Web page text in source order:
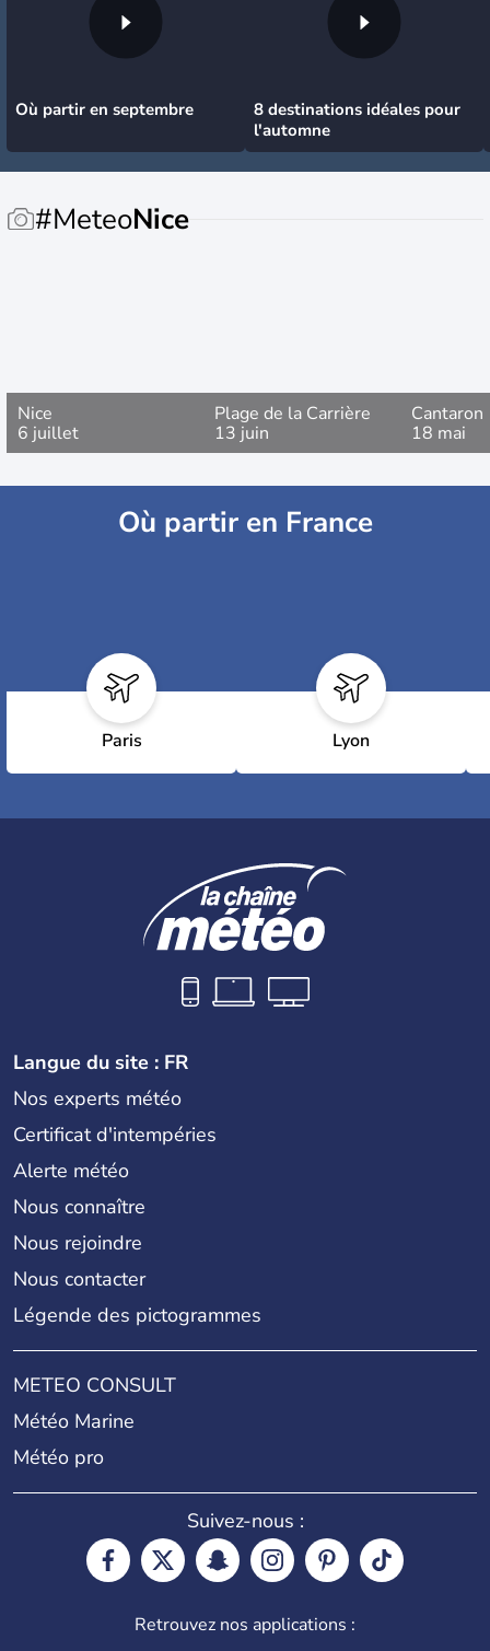
Où partir en septembre
8 destinations idéales pour
l'automne
#MeteoNice
Nice
6 juillet
Plage de la Carrière
13 juin
Cantaron
18 mai
Où partir en France
Paris Lyon
Langue du site : FR
Nos experts météo
Certificat d'intempéries
Alerte météo
Nous connaître
Nous rejoindre
Nous contacter
Légende des pictogrammes
METEO CONSULT
Météo Marine
Météo pro
Suivez-nous :
Retrouvez nos applications :